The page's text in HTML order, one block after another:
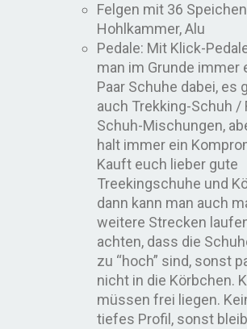
Felgen mit 36
Hohlkammer, Alu
Pedale: Mit Klick-
man im Grunde immer
Paar Schuhe dabei, es
auch Trekking-Schuh /
Schuh-Mischungen,
halt immer ein
Kauft euch lieber gute
Treekingschuhe und
dann kann man auch
weitere Strecken
achten, dass die
zu “hoch” sind, sonst
nicht in die Körbchen.
müssen frei liegen.
tiefes Profil, sonst